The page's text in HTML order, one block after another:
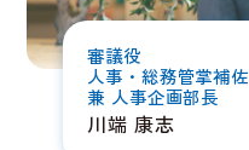
審議役
人事・総務管掌補佐
兼 人事企画部長
川端 康志